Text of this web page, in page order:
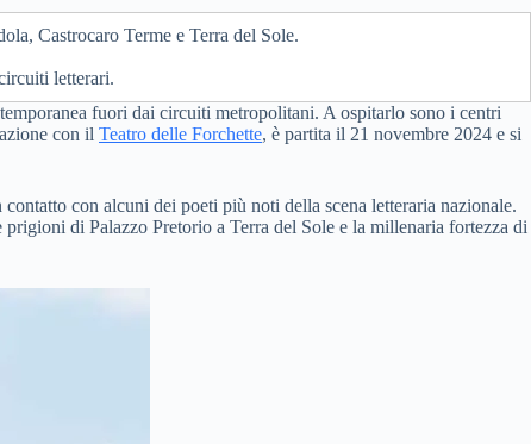
Castrocaro Terme e Terra del Sole.
letterari.
fuori dai circuiti metropolitani. A ospitarlo sono i centri
con il Teatro delle Forchette, è partita il 21 novembre 2024 e si
con alcuni dei poeti più noti della scena letteraria nazionale.
di Palazzo Pretorio a Terra del Sole e la millenaria fortezza di